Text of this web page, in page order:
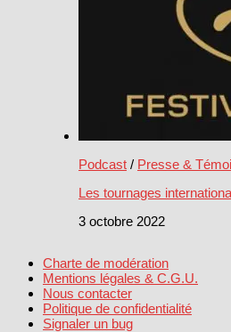
Podcast / Presse &
Les tournages
3 octobre 2022
Charte de modération
Mentions légales & C.G.U.
Nous contacter
Politique de confidentialité
Signaler un bug